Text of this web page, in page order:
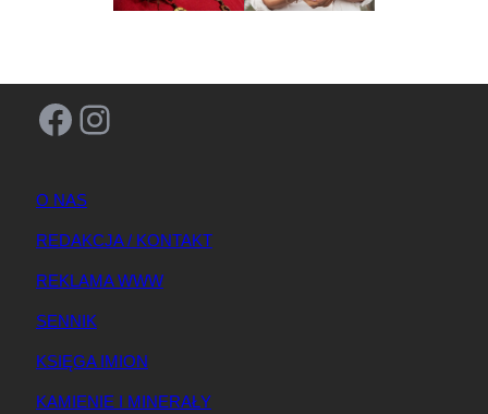
Facebook Instagram
O NAS
REDAKCJA / KONTAKT
REKLAMA WWW
SENNIK
KSIĘGA IMION
KAMIENIE I MINERAŁY